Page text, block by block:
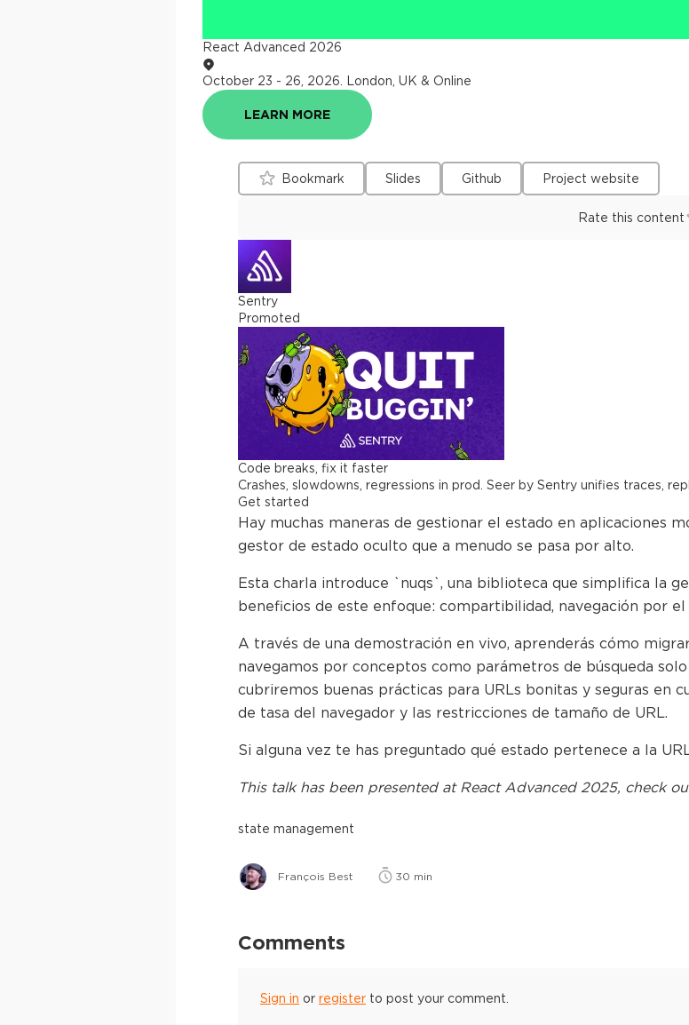
React Advanced 2026
October 23 - 26, 2026 London, UK & Online
LEARN MORE
Bookmark Slides Github Project website
Rate this content
Sentry
Promoted
Code breaks, fix it faster
Crashes, slowdowns, regressions in prod. Seer by Sentry unifies traces,
Get started
Hay muchas maneras de gestionar el estado en aplicaciones
gestor de estado oculto que a menudo se pasa por alto.
Esta charla introduce `nuqs`, una biblioteca que simplifica la
beneficios de este enfoque: compartibilidad, navegación por
A través de una demostración en vivo, aprenderás cómo
navegamos por conceptos como parámetros de búsqueda
cubriremos buenas prácticas para URLs bonitas y seguras
de tasa del navegador y las restricciones de tamaño de URL.
Si alguna vez te has preguntado qué estado pertenece a la
This talkhas been presented at React Advanced 2025, check
state management
François Best 30 min
Comments
Sign in or register to post your comment.